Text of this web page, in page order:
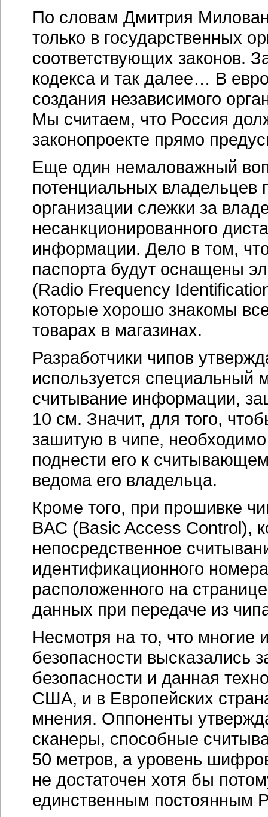
По словам Дмитрия
только в государственных
соответствующих законов.
кодекса и так далее… В
создания независимого
Мы считаем, что Россия
законопроекте прямо
Еще один немаловажный
потенциальных владельцев
организации слежки за
несанкционированного
информации. Дело в том,
паспорта будут оснащены
(Radio Frequency
которые хорошо знакомы
товарах в магазинах.
Разработчики чипов
используется
считывание информации,
10 см. Значит, для того,
зашитую в чипе, необходимо
поднести его к
ведома его владельца.
Кроме того, при прошивке
BAC (Basic Access Control),
непосредственное
идентификационного
расположенного на
данных при передаче из
Несмотря на то, что многие
безопасности высказались
безопасности и данная
США, и в Европейских
мнения. Оппоненты
сканеры, способные
50 метров, а уровень
не достаточен хотя бы
единственным постоянным